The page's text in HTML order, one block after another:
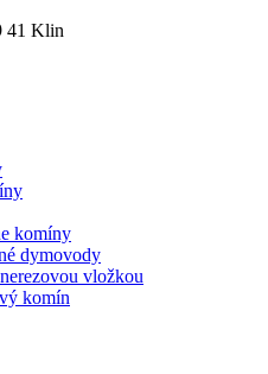
41 Klin
komíny
dymovody
vložkou
komín